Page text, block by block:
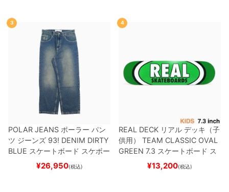
3
POLAR JEANS ポーラー パン
ツ ジーンズ 93! DENIM DIRTY
BLUE スケートボード スケボー
¥26,950(税込)
4
REAL DECK リアル デッキ（子
供用）
TEAM CLASSIC OVAL
GREEN 7.3 スケートボード ス
¥13,200(税込)